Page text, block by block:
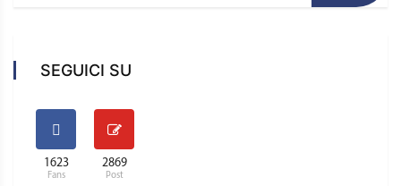
SEGUICI SU
1623
Fans
2869
Post